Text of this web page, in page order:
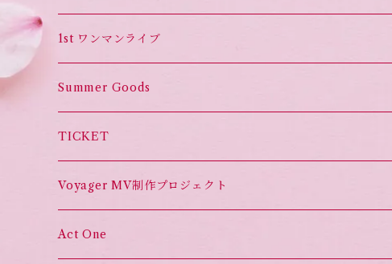
Set List CD
1st ワンマンライブ
Summer Goods
TICKET
Voyager MV制作プロジェクト
Act One